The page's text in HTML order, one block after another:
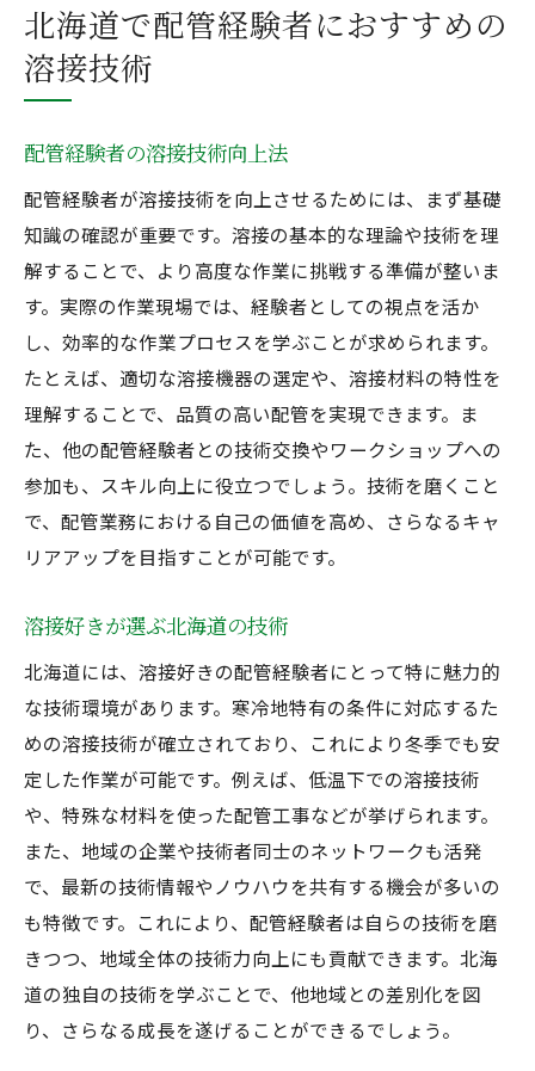
配管経験者が知るべき北海道の溶接ポイント
配管経験者必見！溶接の基本
溶接好きに贈る配管ポイント
配管と溶接の最適な組み合わせ
溶接技術向上のための環境選び
北海道の溶接技術でキャリアアップ
溶接好き必見！北海道で配管技術を磨く
溶接好きが磨くべき配管技術
配管と溶接のスキル向上法
配管経験者が知るべき溶接の魅力
北海道の環境で磨く溶接技術
配管技術の基礎と応用を習得
溶接と配管の相乗効果を生かす
配管経験者のための北海道溶接技術指南
溶接好きのための北海道指南
配管と溶接の技術的ポイント
配管業界での溶接技術の重要性
北海道で成功する溶接方法
配管経験者が知っておくべき溶接技術
北海道の配管経験者向け溶接スキル向上法
配管経験者が目指す溶接スキル
溶接好きのためのスキルアップ法
配管と溶接の知識を深める
北海道で配管経験者におすすめの
溶接技術
配管経験者の溶接技術向上法
配管経験者が溶接技術を向上させるためには、まず基礎
知識の確認が重要です。溶接の基本的な理論や技術を理
解することで、より高度な作業に挑戦する準備が整いま
す。実際の作業現場では、経験者としての視点を活か
し、効率的な作業プロセスを学ぶことが求められます。
たとえば、適切な溶接機器の選定や、溶接材料の特性を
理解することで、品質の高い配管を実現できます。ま
た、他の配管経験者との技術交換やワークショップへの
参加も、スキル向上に役立つでしょう。技術を磨くこと
で、配管業務における自己の価値を高め、さらなるキャ
リアアップを目指すことが可能です。
溶接好きが選ぶ北海道の技術
北海道には、溶接好きの配管経験者にとって特に魅力的
な技術環境があります。寒冷地特有の条件に対応するた
めの溶接技術が確立されており、これにより冬季でも安
定した作業が可能です。例えば、低温下での溶接技術
や、特殊な材料を使った配管工事などが挙げられます。
また、地域の企業や技術者同士のネットワークも活発
で、最新の技術情報やノウハウを共有する機会が多いの
も特徴です。これにより、配管経験者は自らの技術を磨
きつつ、地域全体の技術力向上にも貢献できます。北海
道の独自の技術を学ぶことで、他地域との差別化を図
り、さらなる成長を遂げることができるでしょう。